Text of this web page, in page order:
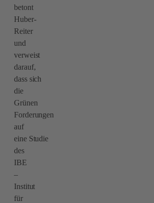
betont
Huber-
Reiter
und
verweist
darauf,
dass sich
die
Grünen
Forderungen
auf
eine Studie
des
IBE
–
Institut
für